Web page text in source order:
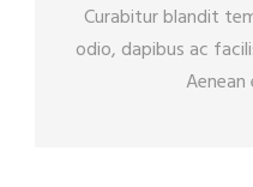
Curabitur blandit
odio, dapibus ac
Aenean